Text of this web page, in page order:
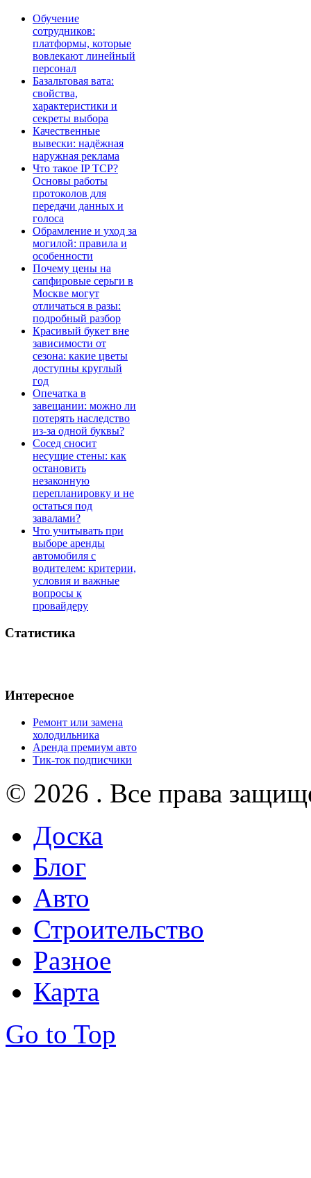
Обучение
сотрудников:
платформы, которые
вовлекают линейный
персонал
Базальтовая вата:
свойства,
характеристики и
секреты выбора
Качественные
вывески: надёжная
наружная реклама
Что такое IP TCP?
Основы работы
протоколов для
передачи данных и
голоса
Обрамление и уход за
могилой: правила и
особенности
Почему цены на
сапфировые серьги в
Москве могут
отличаться в разы:
подробный разбор
Красивый букет вне
зависимости от
сезона: какие цветы
доступны круглый
год
Опечатка в
завещании: можно ли
потерять наследство
из-за одной буквы?
Сосед сносит
несущие стены: как
остановить
незаконную
перепланировку и не
остаться под
завалами?
Что учитывать при
выборе аренды
автомобиля с
водителем: критерии,
условия и важные
вопросы к
провайдеру
Статистика
Интересное
Ремонт или замена
холодильника
Аренда премиум авто
Тик-ток подписчики
© 2026 . Все права
Доска
Блог
Авто
Строительство
Разное
Карта
Go to Top